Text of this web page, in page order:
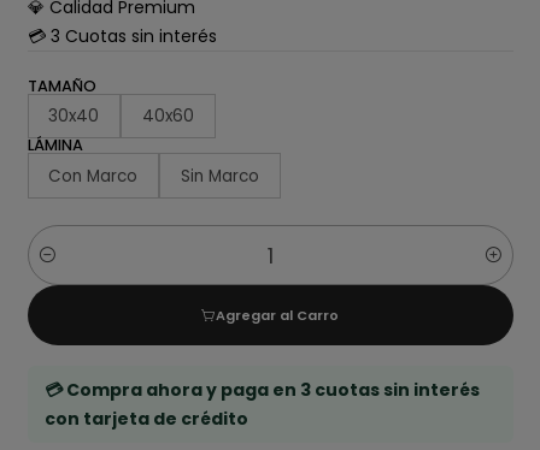
💎 Calidad Premium
💳 3 Cuotas sin interés
TAMAÑO
30x40 40x60
LÁMINA
Con Marco Sin Marco
Cantidad
Agregar al Carro
💳 Compra ahora y paga en 3 cuotas sin interés
con tarjeta de crédito